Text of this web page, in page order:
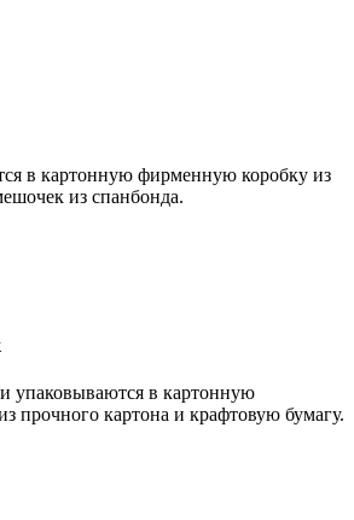
в картонную фирменную коробку из
из спанбонда.
упаковываются в картонную
прочного картона и крафтовую бумагу.